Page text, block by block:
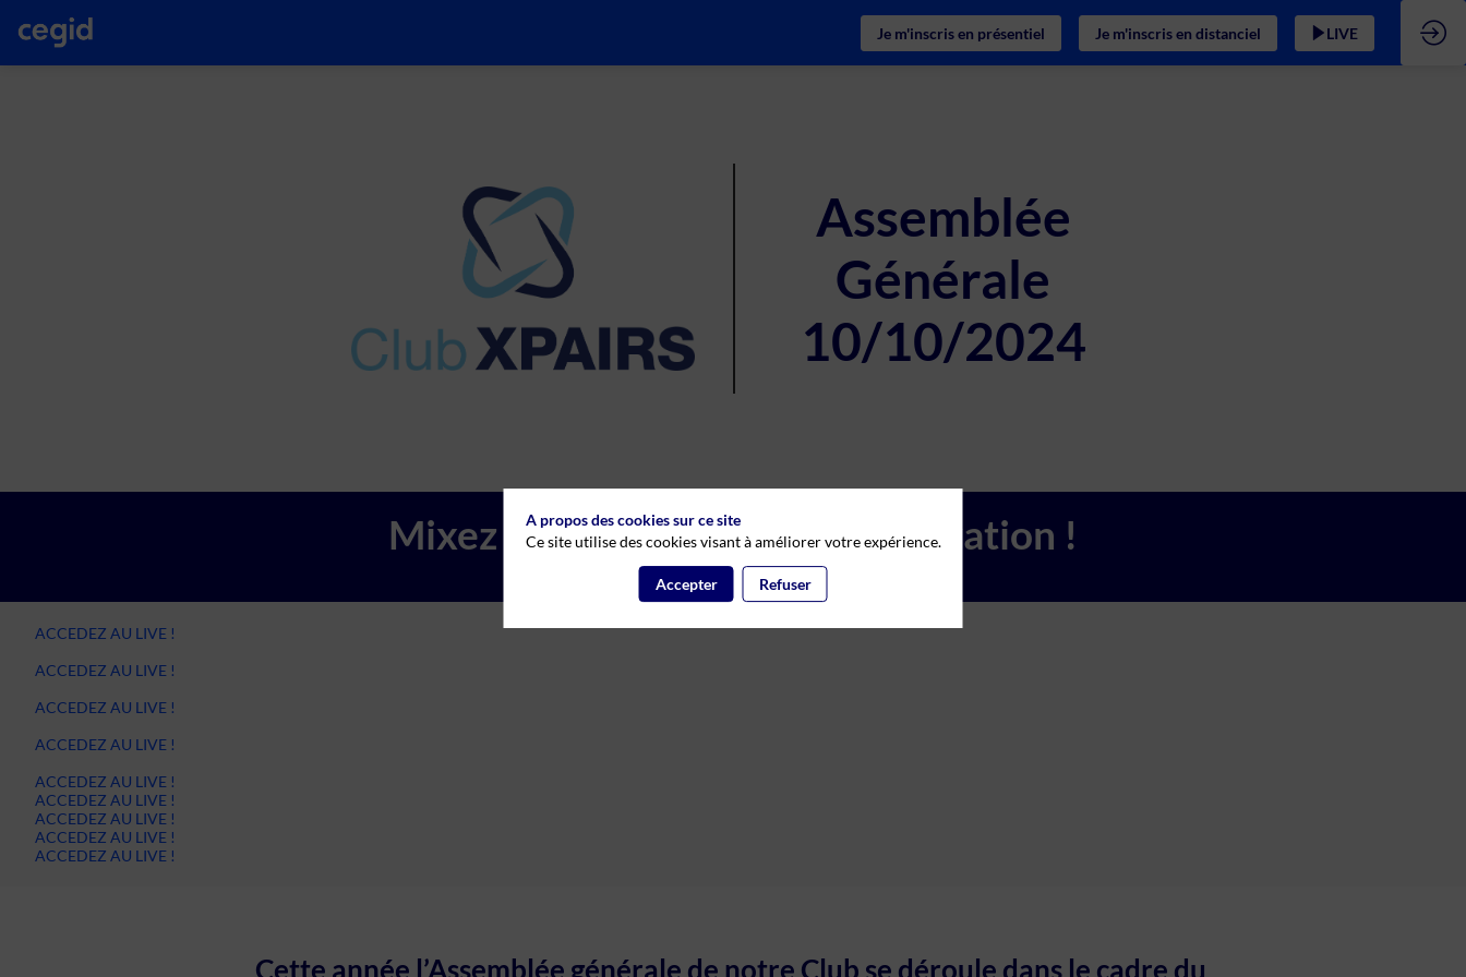
Je m'inscris en présentiel Je m'inscris en distanciel LIVE
Assemblée
Générale
10/10/2024
Mixez les idées, savourez l'innovation !
ACCEDEZ AU LIVE !
ACCEDEZ AU LIVE !
ACCEDEZ AU LIVE !
ACCEDEZ AU LIVE !
ACCEDEZ AU LIVE !
ACCEDEZ AU LIVE !
ACCEDEZ AU LIVE !
ACCEDEZ AU LIVE !
ACCEDEZ AU LIVE !
Cette année l’Assemblée générale de notre Club se déroule dans le cadre du
A propos des cookies sur ce site
Ce site utilise des cookies visant à améliorer votre expérience.
Accepter Refuser